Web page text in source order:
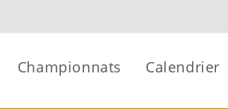
Championnats Calendrier